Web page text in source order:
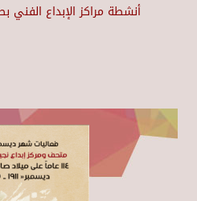
أنشطة مراكز الإبداع الفني